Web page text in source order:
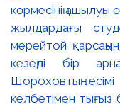
көрмесінің ашылуы
жылдардағы
мерейтой
кезеңді бір
Шороховтың
келбетімен